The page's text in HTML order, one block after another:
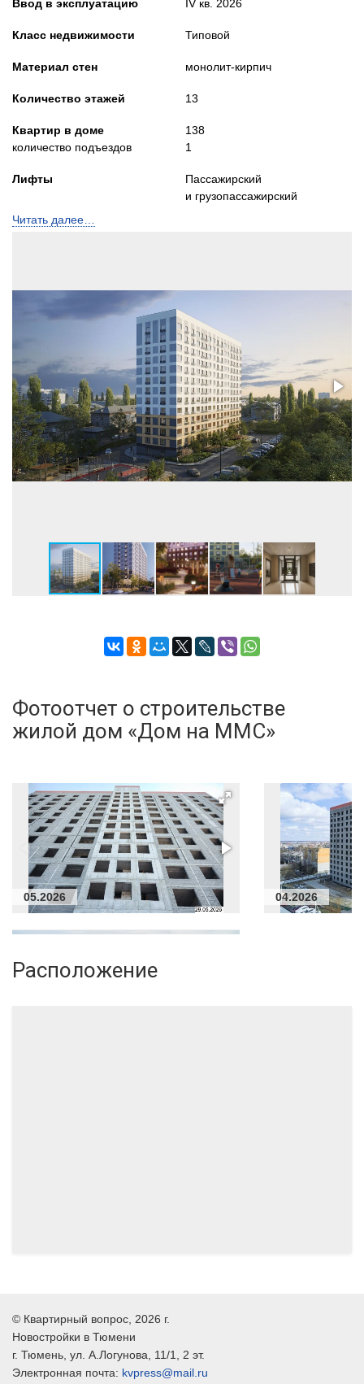
Ввод в эксплуатацию
Класс недвижимости
Материал стен
Количество этажей
Квартир в доме
количество подъездов
Лифты
Высота потолков, м
IV кв. 2026
Типовой
монолит-кирпич
13
138
1
Пассажирский
и грузопассажирский
Телефон консультанта
Читать далее…
Фотоотчет о строительстве
жилой дом «Дом на ММС»
05.2026 04.2026
Расположение
© Квартирный вопрос , 2026 г.
Новостройки в Тюмени
г. Тюмень , ул. А.Логунова, 11/1, 2 эт.
Электронная почта: kvpress@mail.ru